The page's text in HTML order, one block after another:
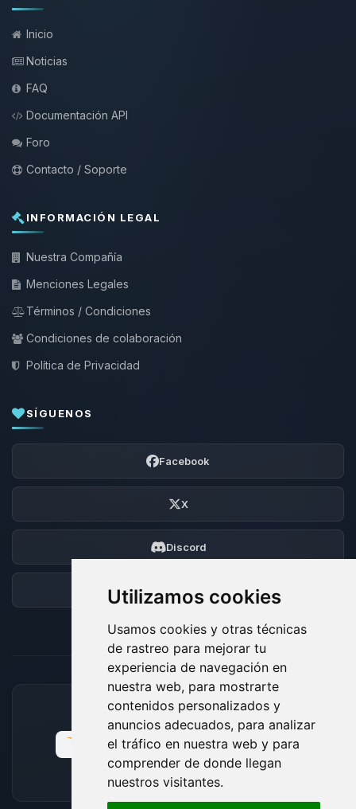
Utilizamos cookies
Usamos cookies y otras técnicas
de rastreo para mejorar tu
experiencia de navegación en
nuestra web, para mostrarte
contenidos personalizados y
anuncios adecuados, para analizar
el tráfico en nuestra web y para
comprender de donde llegan
nuestros visitantes.
Inicio
Noticias
FAQ
Documentación API
Foro
Contacto / Soporte
INFORMACIÓN LEGAL
Nuestra Compañía
Menciones Legales
Términos / Condiciones
Condiciones de colaboración
Política de Privacidad
SÍGUENOS
Facebook
X
Discord
Foro
MÉTODOS DE PAGO ACEPTADOS